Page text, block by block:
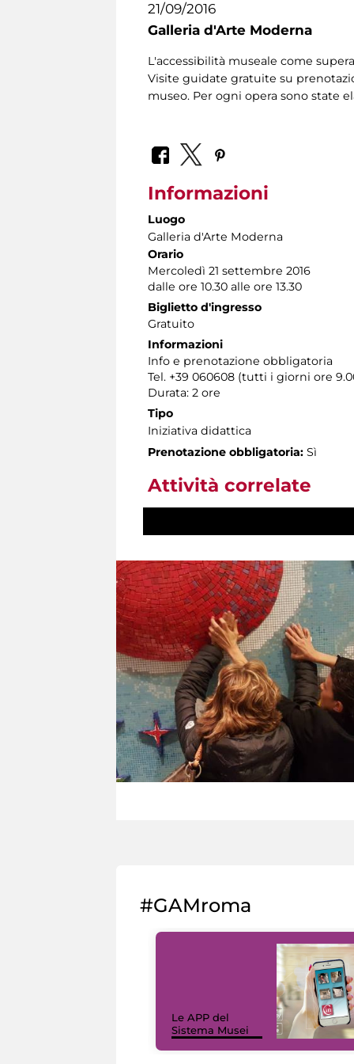
21/09/2016
Galleria d'Arte Moderna
L'accessibilità museale come
Visite guidate gratuite su
museo. Per ogni opera sono state
Informazioni
Luogo
Galleria d'Arte Moderna
Orario
Mercoledì 21 settembre 2016
dalle ore 10.30 alle ore 13.30
Biglietto d'ingresso
Gratuito
Informazioni
Info e prenotazione obbligatoria
Tel. +39 060608 (tutti i giorni ore
Durata: 2 ore
Tipo
Iniziativa didattica
Prenotazione obbligatoria: Sì
Attività correlate
#GAMroma
Le APP del
Sistema Musei